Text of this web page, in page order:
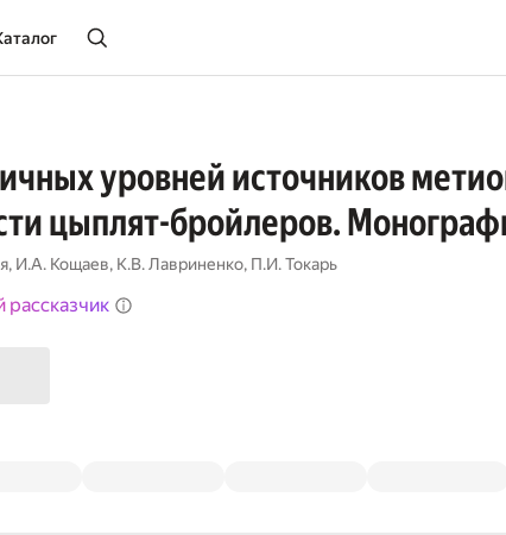
уровней источников
цыплят-бройлеров.
, И.А. Кощаев, К.В. Лавриненко, П.И. Токарь